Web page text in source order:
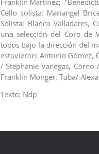
Cello solista: Mariangel
Solista: Blanca Valladares,
una selección del Coro de
todos bajo la dirección del
estuvieron: Antonio Gómez,
/ Stephanie Vanegas,
Franklin Monger, Tuba/
Texto: Ndp